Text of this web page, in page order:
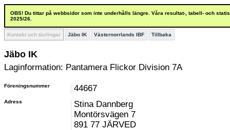
OBS! Du tittar på webbsidor som inte underhålls längre. Våra resultat-, tabell- och
2025/26.
Kontakt och tävlingar Jäbo IK Västernorrlands IBF Tillbaka
Jäbo IK
Laginformation: Pantamera Flickor Division 7A
Föreningsnummer 44667
Adress
Stina Dannberg
Montörsvägen 7
891 77 JÄRVED